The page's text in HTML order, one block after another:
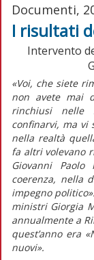
Documenti,
I risultati
Intervento
«Voi, che siete
non avete mai
rinchiusi nelle
confinarvi, ma vi
nella realtà
fa altri volevano
Giovanni
coerenza, nella
impegno politico».
ministri Giorgia
annualmente a
quest’anno era
nuovi».